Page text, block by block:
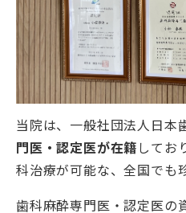
当院は、一般社団法人日本
門医・認定医が在籍してお
科治療が可能な、全国でも
歯科麻酔専門医・認定医の